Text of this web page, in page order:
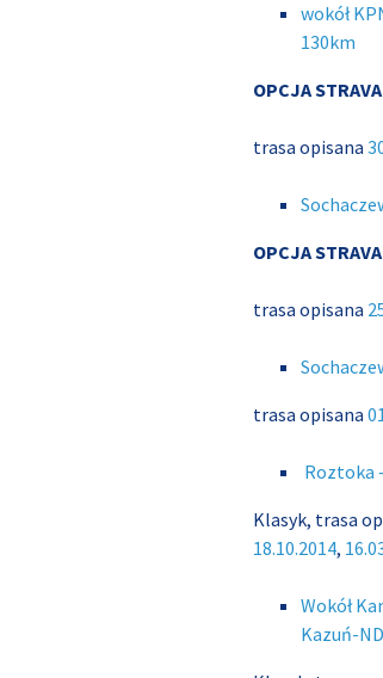
wokół
130km
OPCJA STRAVA
trasa opisana
OPCJA STRAVA
trasa opisana
trasa opisana
Roztoka
Klasyk, trasa
18.10.2014,
Wokół
Kazuń-